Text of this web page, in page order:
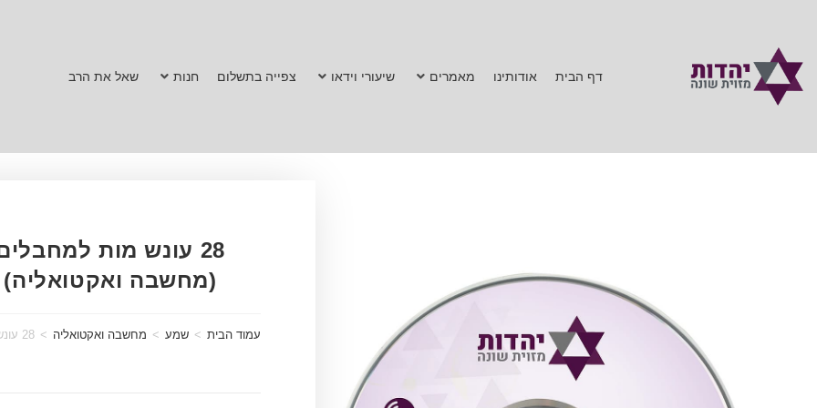
דף הבית אודותינו מאמרים שיעורי וידאו צפייה בתשלום חנות שאל את הרב
28 עונש מות
(מחשבה ואקטואליה)
עמוד הבית > שמע > מחשבה ואקטואליה > 28 עונש מות למחבלים (מחשבה ואקטואליה)